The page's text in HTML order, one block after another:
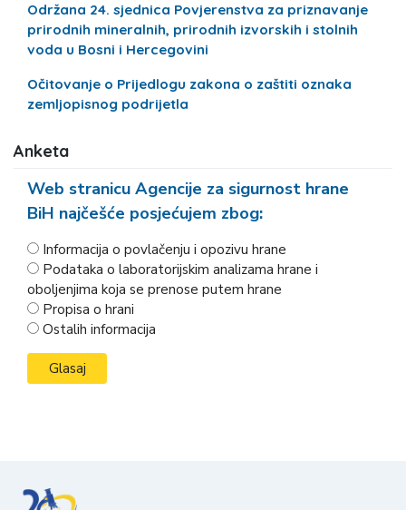
Održana 24. sjednica Povjerenstva za priznavanje
prirodnih mineralnih, prirodnih izvorskih i stolnih
voda u Bosni i Hercegovini
Očitovanje o Prijedlogu zakona o zaštiti oznaka
zemljopisnog podrijetla
Anketa
Web stranicu Agencije za sigurnost hrane
BiH najčešće posjećujem zbog:
Informacija o povlačenju i opozivu hrane
Podataka o laboratorijskim analizama hrane i
oboljenjima koja se prenose putem hrane
Propisa o hrani
Ostalih informacija